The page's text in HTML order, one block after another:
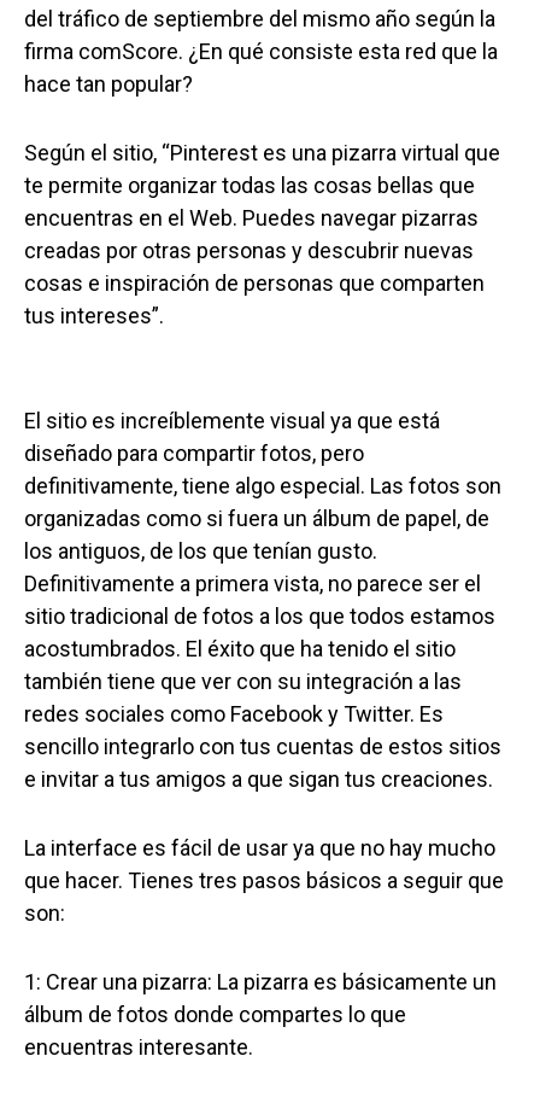
del tráfico de septiembre del mismo año según la
firma comScore. ¿En qué consiste esta red que la
hace tan popular?
Según el sitio, “Pinterest es una pizarra virtual que
te permite organizar todas las cosas bellas que
encuentras en el Web. Puedes navegar pizarras
creadas por otras personas y descubrir nuevas
cosas e inspiración de personas que comparten
tus intereses”.
El sitio es increíblemente visual ya que está
diseñado para compartir fotos, pero
definitivamente, tiene algo especial. Las fotos son
organizadas como si fuera un álbum de papel, de
los antiguos, de los que tenían gusto.
Definitivamente a primera vista, no parece ser el
sitio tradicional de fotos a los que todos estamos
acostumbrados. El éxito que ha tenido el sitio
también tiene que ver con su integración a las
redes sociales como Facebook y Twitter. Es
sencillo integrarlo con tus cuentas de estos sitios
e invitar a tus amigos a que sigan tus creaciones.
La interface es fácil de usar ya que no hay mucho
que hacer. Tienes tres pasos básicos a seguir que
son:
1: Crear una pizarra: La pizarra es básicamente un
álbum de fotos donde compartes lo que
encuentras interesante.